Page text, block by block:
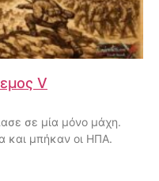
V
σε μία μόνο μάχη.
και μπήκαν οι ΗΠΑ.